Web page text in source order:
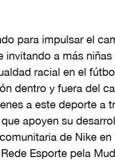
para impulsar el
a más
racial en el
dentro y fuera del
a este deporte a
apoyen su
de Nike
Esporte pela